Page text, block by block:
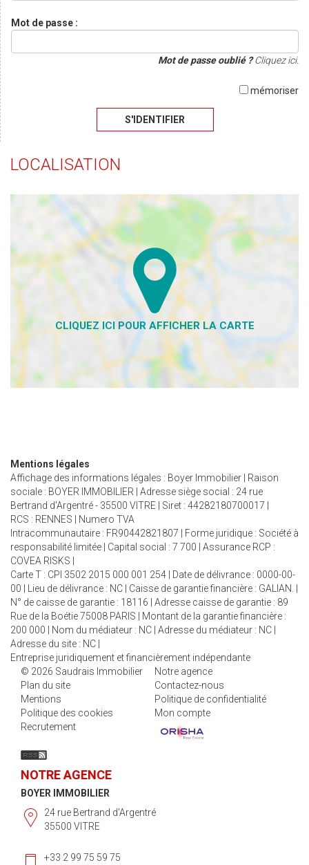
Mot de passe :
Mot de passe oublié ?Cliquez ici.
mémoriser
S'IDENTIFIER
LOCALISATION
Mentions légales
Affichage des informations légales : Boyer Immobilier | Raison
sociale : BOYER IMMOBILIER | Adresse siège social : 24 rue
Bertrand d'Argentré - 35500 VITRE | Siret : 44282180700017 |
RCS : RENNES | Numero TVA
Intracommunautaire : FR90442821807 | Forme juridique : Société à
responsabilité limitée | Capital social : 7 700 | Assurance RCP :
COVEA RISKS |
Carte T : CPI 3502 2015 000 001 254 | Date de délivrance : 0000-00-
00 | Lieu de délivrance : NC | Caisse de garantie financière : GALIAN. |
N° de caisse de garantie : 18116 | Adresse caisse de garantie : 89
Rue de la Boétie 75008 PARIS | Montant de la garantie financière :
200 000 | Nom du médiateur : NC | Adresse du médiateur : NC |
Adresse du site : NC |
Entreprise juridiquement et financièrement indépendante
© 2026 Saudrais Immobilier
Notre agence
Plan du site
Contactez-nous
Mentions
Politique de confidentialité
Politique des cookies
Mon compte
Recrutement
NOTRE AGENCE
BOYER IMMOBILIER
24 rue Bertrand d'Argentré
35500 VITRE
+33 2 99 75 59 75